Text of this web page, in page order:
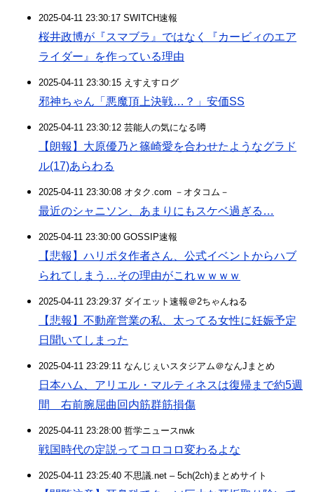
2025-04-11 23:30:17 SWITCH速報
桜井政博が『スマブラ』ではなく『カービィのエア
ライダー』を作っている理由
2025-04-11 23:30:15 えすえすログ
邪神ちゃん「悪魔頂上決戦…？」安価SS
2025-04-11 23:30:12 芸能人の気になる噂
【朗報】大原優乃と篠崎愛を合わせたようなグラド
ル(17)あらわる
2025-04-11 23:30:08 オタク.com －オタコム－
最近のシャニソン、あまりにもスケベ過ぎる…
2025-04-11 23:30:00 GOSSIP速報
【悲報】ハリポタ作者さん、公式イベントからハブ
られてしまう…その理由がこれｗｗｗｗ
2025-04-11 23:29:37 ダイエット速報＠2ちゃんねる
【悲報】不動産営業の私、太ってる女性に妊娠予定
日聞いてしまった
2025-04-11 23:29:11 なんじぇいスタジアム＠なんJまとめ
日本ハム、アリエル・マルティネスは復帰まで約5週
間 右前腕屈曲回内筋群筋損傷
2025-04-11 23:28:00 哲学ニュースnwk
戦国時代の定説ってコロコロ変わるよな
2025-04-11 23:25:40 不思議.net – 5ch(2ch)まとめサイト